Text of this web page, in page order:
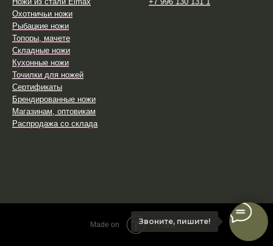
Охотничьи ножи
Рыбацкие ножи
Топоры, мачете
Складные ножи
Кухонные ножи
Точилки для ножей
Сертификаты
Брендированные ножи
Магазинам, оптовикам
Распродажа со склада
Звоните, пишите!
Made on Tilda